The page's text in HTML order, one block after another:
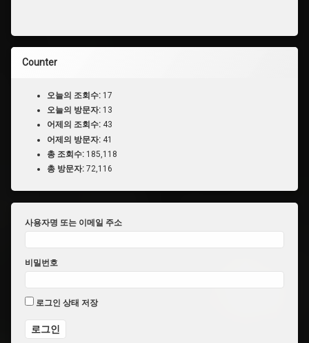
Counter
오늘의 조회수: 17
오늘의 방문자: 13
어제의 조회수: 43
어제의 방문자: 41
총 조회수: 185,118
총 방문자: 72,116
사용자명 또는 이메일 주소
비밀번호
로그인 상태 저장